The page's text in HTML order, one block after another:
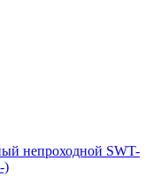
непроходной SWT-
)